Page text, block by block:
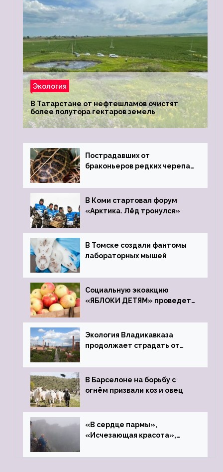
Экология
В Татарстане от нефтешламов очистят
более полутора гектаров земель
Пострадавших от
браконьеров редких черепах
зоопарк
В Коми стартовал форум
«Арктика. Лёд тронулся»
В Томске создали фантомы
лабораторных мышей
Социальную экоакцию
«ЯБЛОКИ ДЕТЯМ» проведет
Экология Владикавказа
продолжает страдать от
В Барселоне на борьбу с
огнём призвали коз и овец
«В сердце пармы»,
«Исчезающая красота»,